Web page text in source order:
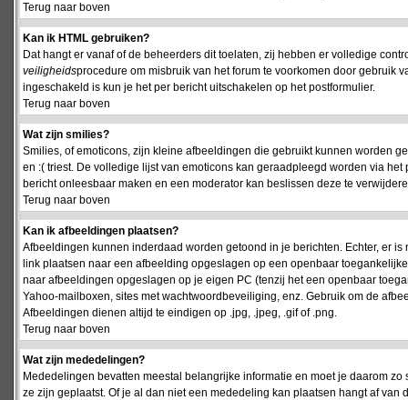
Terug naar boven
Kan ik HTML gebruiken?
Dat hangt er vanaf of de beheerders dit toelaten, zij hebben er volledige
veiligheidsprocedure om misbruik van het forum te voorkomen door gebruik
ingeschakeld is kun je het per bericht uitschakelen op het postformulier.
Terug naar boven
Wat zijn smilies?
Smilies, of emoticons, zijn kleine afbeeldingen die gebruikt kunnen worden
en :( triest. De volledige lijst van emoticons kan geraadpleegd worden via
bericht onleesbaar maken en een moderator kan beslissen deze te
Terug naar boven
Kan ik afbeeldingen plaatsen?
Afbeeldingen kunnen inderdaad worden getoond in je berichten. Echter, er
link plaatsen naar een afbeelding opgeslagen op een openbaar
naar afbeeldingen opgeslagen op je eigen PC (tenzij het een openbaar
Yahoo-mailboxen, sites met wachtwoordbeveiliging, enz. Gebruik om de
Afbeeldingen dienen altijd te eindigen op .jpg, .jpeg, .gif of .png.
Terug naar boven
Wat zijn mededelingen?
Mededelingen bevatten meestal belangrijke informatie en moet je daarom
ze zijn geplaatst. Of je al dan niet een mededeling kan plaatsen hangt af